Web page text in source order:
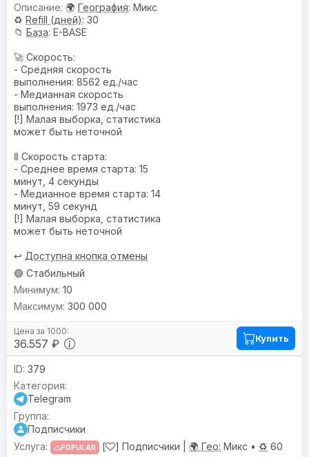
🌍 География: Микс
♻️ Refill (дней): 30
📁 База: E-BASE
🚀 Скорость:
- Средняя скорость
выполнения: 8562 ед./час
- Медианная скорость
выполнения: 1973 ед./час
[!] Малая выборка, статистика
может быть неточной
🚦 Скорость старта:
- Среднее время старта: 15
минут, 4 секунды
- Медианное время старта: 14
минут, 59 секунд
[!] Малая выборка, статистика
может быть неточной
↩️ Доступна кнопка отмены
🟢 Стабильный
36.557 ₽
10
300 000
Купить
379
Telegram
Подписчики
POPULAR [ ] Подписчики | 🌍 Гео: Микс • ♻️ 60